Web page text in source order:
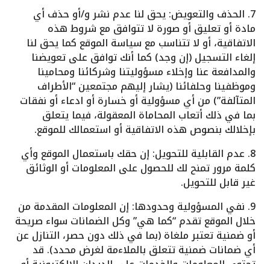
7. الحذف والتعويض: يحق لنا عدم نشر و/أو حذف أي
مادة أو تعليق أو صورة لا تتوافق مع شروط هذه
الاتفاقية، أو لا تتناسب مع سياسة الموقع كما يحق لنا
إلغاء التسجيل (إن وجد) كما أنك توافق على تعويضنا
والمدافعة عنا وإخلاء مسؤوليتنا وشركائنا ومحامينا
وموظفينا وحلفائنا (يشار إليهم مجتمعين “الأطراف
المتآلفة”) من أي مسؤولية أو خسارة أو ادعاء أو نفقات
بما في ذلك أتعاب المحاماة المعقولة، فيما يتعلق
بإخلالك بنصوص هذه الاتفاقية أو استعمالك للموقع.
8. عدم القابلية للتحويل: إن حقك باستعمال الموقع وأي
كلمة مرور تمنح لك للحصول على المعلومات أو الوثائق
غير قابل للتحويل.
9. نفي المسؤولية وحدودها: إن المعلومات المقدمة من
خلال الموقع تقدم “كما هي” وكل الضمانات سواء صريحة
أو ضمنية تعتبر ملغاة (بما في ذلك دون حصر، التنازل عن
أي ضمانات ضمنية تتعلق بالملاءمة لغرض محدد). قد